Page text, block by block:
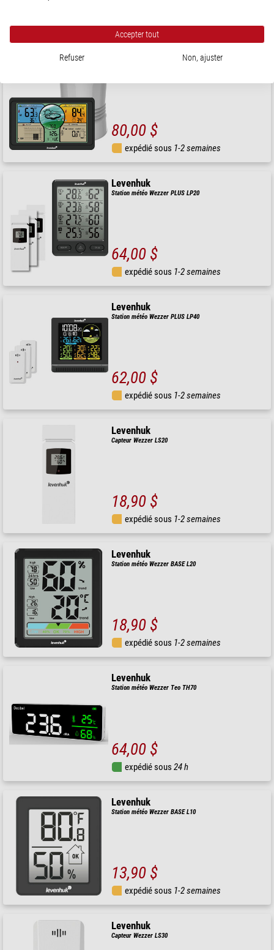
expédié sous1-2 semaines
80,00 $
expédié sous 1-2 semaines
Levenhuk
Station météo Wezzer PLUS LP20
64,00 $
expédié sous 1-2 semaines
Levenhuk
Station météo Wezzer PLUS LP40
62,00 $
expédié sous 1-2 semaines
Levenhuk
Capteur Wezzer LS20
18,90 $
expédié sous 1-2 semaines
Levenhuk
Station météo Wezzer BASE L20
18,90 $
expédié sous 1-2 semaines
Levenhuk
Station météo Wezzer Teo TH70
64,00 $
expédié sous24 h
Levenhuk
Station météo Wezzer BASE L10
13,90 $
expédié sous 1-2 semaines
Levenhuk
Capteur Wezzer LS30
Accepter tout
Refuser Non, ajuster